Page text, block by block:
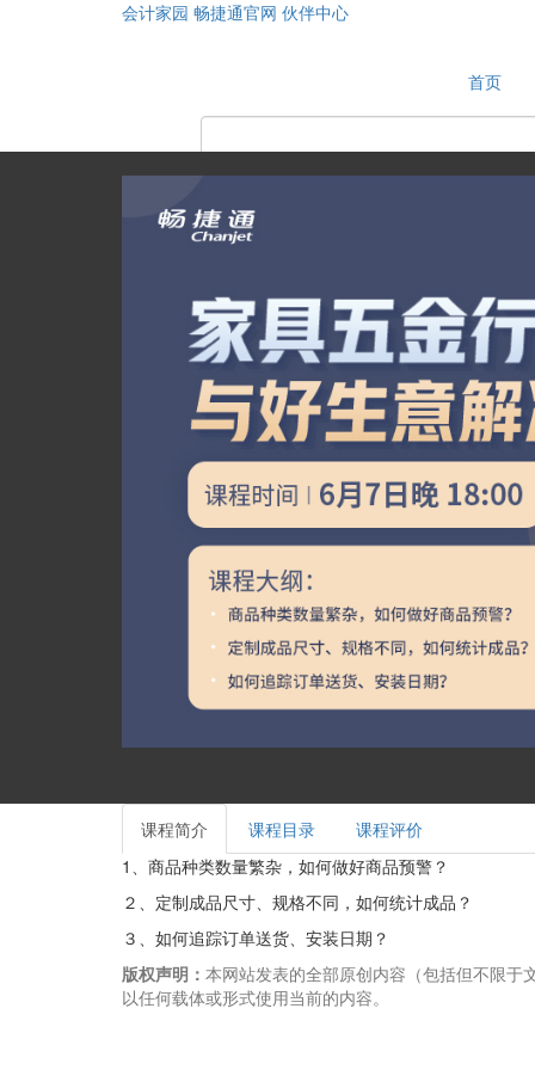
会计家园 畅捷通官网 伙伴中心
首页
课程简介 课程目录
课程评价
1、商品种类数量繁杂，如何做好商品预警？
２、定制成品尺寸、规格不同，如何统计成品？
３、如何追踪订单送货、安装日期？
版权声明： 本网站发表的全部原创内容（包括但不限于
以任何载体或形式使用当前的内容。